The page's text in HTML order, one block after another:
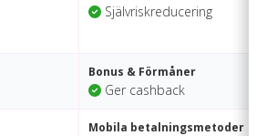
Självriskreducering
Bonus & Förmåner
Ger cashback
Mobila betalningsmetoder